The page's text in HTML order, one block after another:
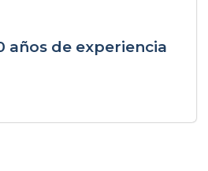
años de experiencia